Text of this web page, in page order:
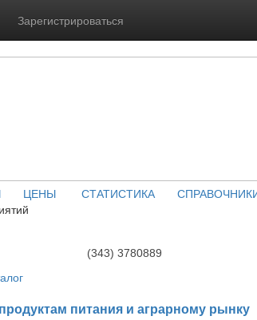
Зарегистрироваться
ЦЕНЫ СТАТИСТИКА
(343) 3780889
питания и аграрному рынку